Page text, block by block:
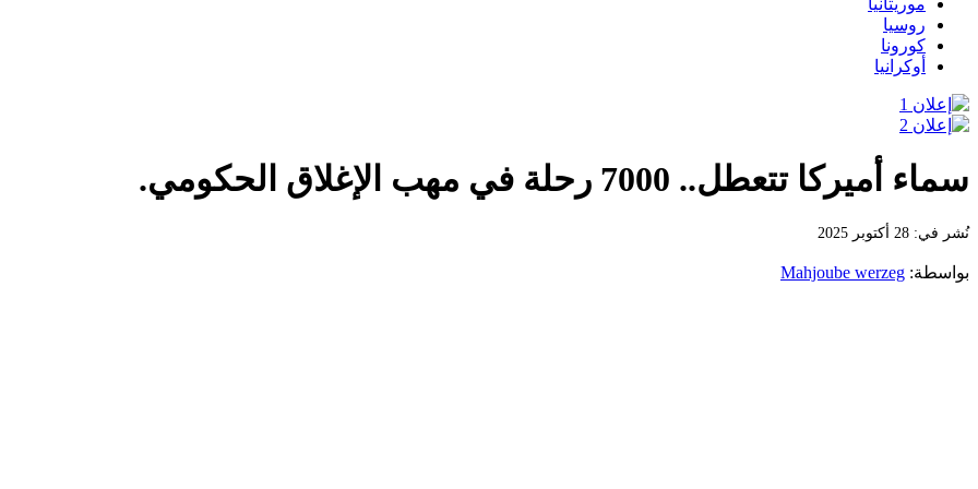
روسيا
كورونا
أوكرانيا
سماء أميركا تتعطل.. 7000 رحلة في مهب الإغلاق الحكومي.
نُشر في: 28 أكتوبر 2025
بواسطة: Mahjoube werzeg